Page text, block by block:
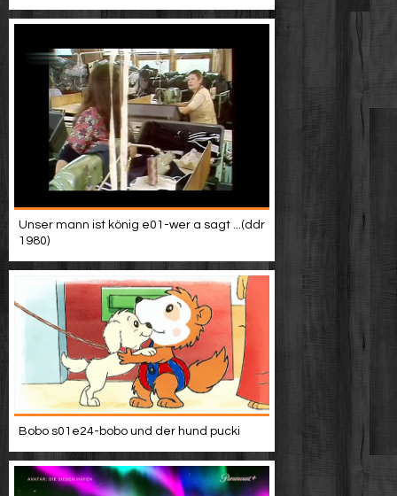
Unser mann ist könig e01-wer a sagt ...(ddr
1980)
Bobo s01e24-bobo und der hund pucki